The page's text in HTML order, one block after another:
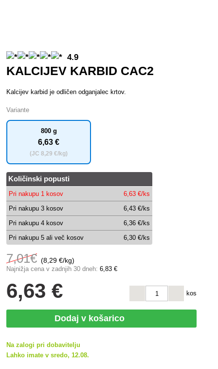
4.9
KALCIJEV KARBID CAC2
Kalcijev karbid je odličen odganjalec krtov.
Variante
800 g
6,63 €
(JC8,29 €/kg)
Količinski popusti
Pri nakupu 1 kosov 6,63 €/ks
Pri nakupu 3 kosov
6,43 €/ks
Pri nakupu 4 kosov
6,36 €/ks
Pri nakupu 5 ali več kosov
6,30 €/ks
7,01€ (8,29 €/kg)
Najnižja cena v zadnjih 30 dneh: 6,83 €
6,63 € kos
Dodaj v košarico
Na zalogi pri dobavitelju
Lahko imate v sredo, 12.08.